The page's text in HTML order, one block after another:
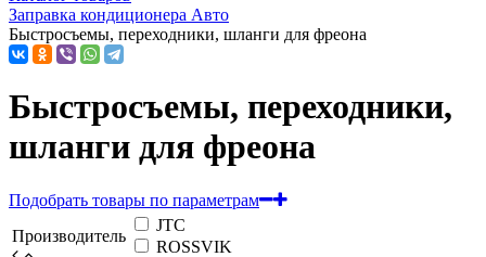
Заправка кондиционера Авто
Быстросъемы, переходники, шланги для фреона
Быстросъемы, переходники,
шланги для фреона
Подобрать товары по параметрам
Производитель
JTC
ROSSVIK